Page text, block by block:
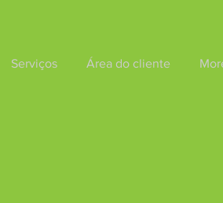
Serviços Área do cliente